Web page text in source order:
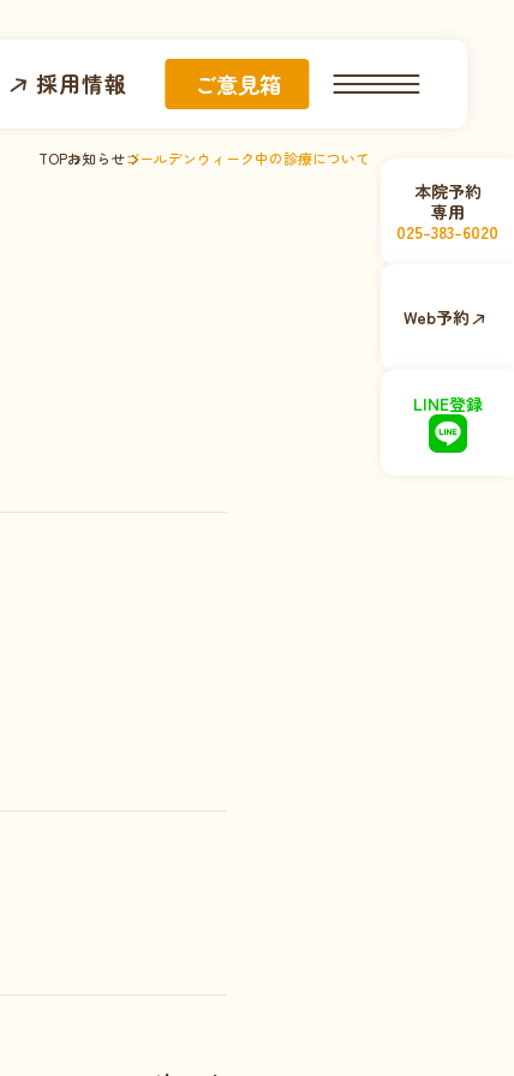
採用情報 ご意見箱
本院予約
専用
025-383-6020
Web予約
LINE登録
TOPお知らせゴールデンウィーク中の診療について